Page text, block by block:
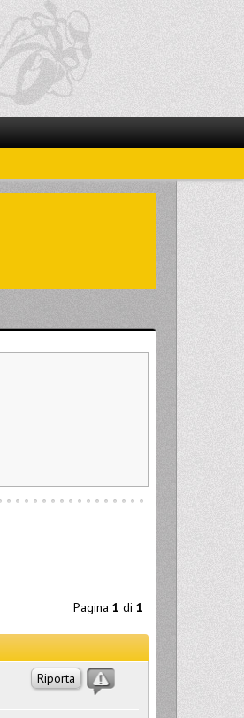
Pagina 1 di 1
Riporta